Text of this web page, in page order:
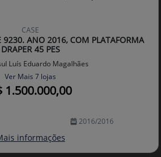
CASE
9230. ANO 2016, COM PLATAFORMA
DRAPER 45 PES
Luís Eduardo Magalhães
Ver Mais 7 lojas
1.500.000,00
2016/2016
informações